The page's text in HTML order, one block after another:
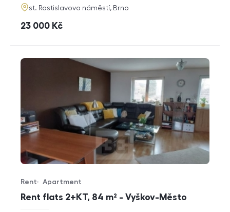
adresa
st. Rostislavovo náměstí, Brno
cena
23 000 Kč
Rent flats 2+KT, 84 m² - Vyškov-Město
Offer type
Rent
Property type
Apartment